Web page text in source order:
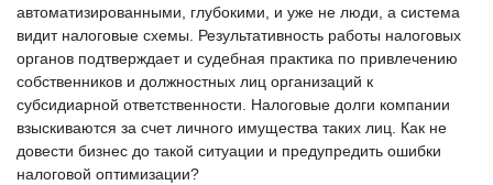
автоматизированными, глубокими, и уже не люди, а система
видит налоговые схемы. Результативность работы налоговых
органов подтверждает и судебная практика по привлечению
собственников и должностных лиц организаций к
субсидиарной ответственности. Налоговые долги компании
взыскиваются за счет личного имущества таких лиц. Как не
довести бизнес до такой ситуации и предупредить ошибки
налоговой оптимизации?